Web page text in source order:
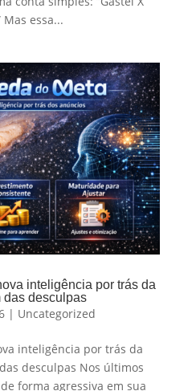
essa...
inteligência por trás da
desculpas
| Uncategorized
inteligência por trás da
desculpas Nos últimos
forma agressiva em sua